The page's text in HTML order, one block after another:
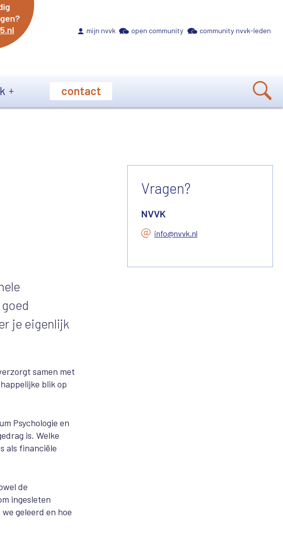
mijn nvvk open community community nvvk-leden
contact
je eigenlijk
samen met
blik op
Psychologie en
is. Welke
als financiële
de
ingesleten
geleerd en hoe
Vragen?
NVVK
info@nvvk.nl